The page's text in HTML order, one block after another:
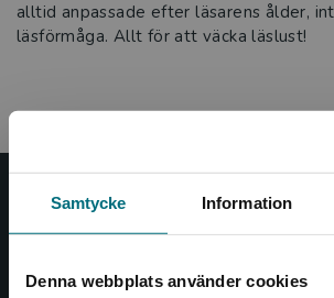
Samtycke Information
Denna webbplats använder cookies
alltid anpassade efter läsarens ålder,
läsförmåga. Allt för att väcka läslust!
Nypon och Vilja
och öppnar dörren till nya världar och